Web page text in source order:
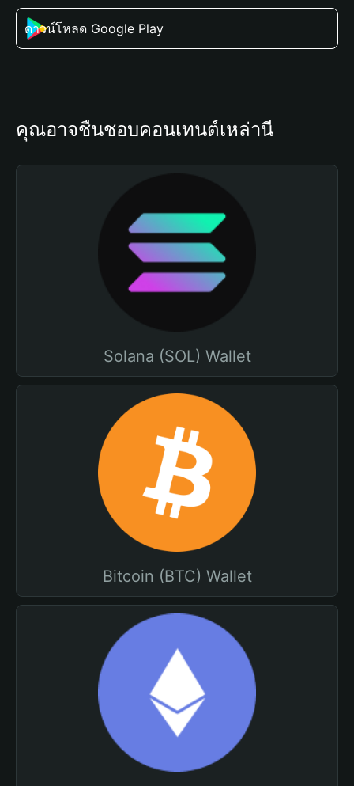
ดาวน์โหลด Google Play
คุณอาจชื่นชอบคอนเทนต์เหล่านี้
Solana (SOL) Wallet
Bitcoin (BTC) Wallet